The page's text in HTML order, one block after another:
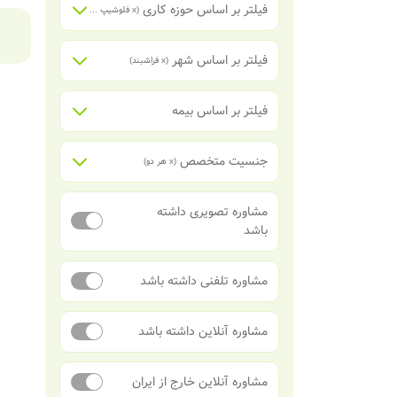
فیلتر بر اساس حوزه کاری (x فلوشیپ آنژیوپلاستی
فیلتر بر اساس شهر (x فراشبند)
فیلتر بر اساس بیمه
جنسیت متخصص (x هر دو)
مشاوره تصویری داشته
باشد
مشاوره تلفنی داشته باشد
مشاوره آنلاین داشته باشد
مشاوره آنلاین خارج از ایران